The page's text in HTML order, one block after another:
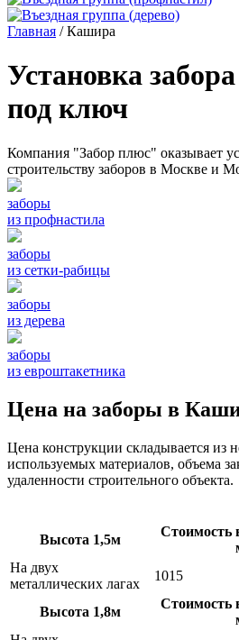
Главная /Кашира
Установка
под ключ
Компания "Забор плюс" оказывает
строительству заборов в Москве и
заборы
из профнастила
заборы
из сетки-рабицы
заборы
из дерева
заборы
из евроштакетника
Цена на заборы в
Цена конструкции складывается из
используемых материалов, объема
удаленности строительного объекта.
Высота 1,5м
Стоимость
На двух
металлических лагах
1015
Высота 1,8м
Стоимость